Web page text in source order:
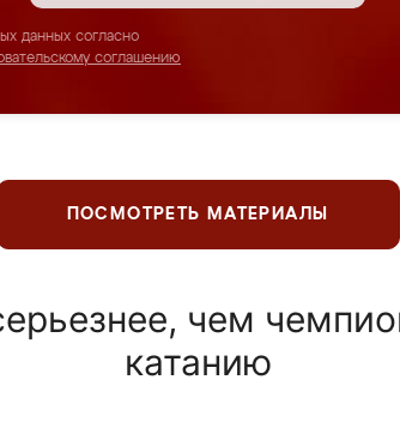
данных согласно
соглашению
ПОСМОТРЕТЬ МАТЕРИАЛЫ
чем
катанию